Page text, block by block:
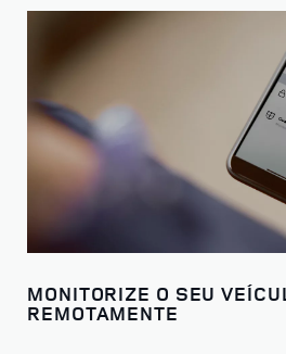
MONITORIZE O SEU
REMOTAMENTE